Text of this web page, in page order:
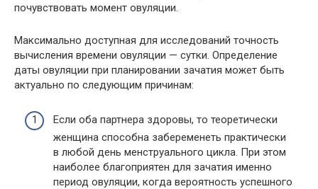
почувствовать момент овуляции.
Максимально доступная для исследований точность
вычисления времени овуляции — сутки. Определение
даты овуляции при планировании зачатия может быть
актуально по следующим причинам:
Если оба партнера здоровы, то теоретически
женщина способна забеременеть практически
в любой день менструального цикла. При этом
наиболее благоприятен для зачатия именно
период овуляции, когда вероятность успешного